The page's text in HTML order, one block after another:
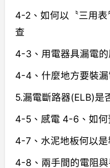
4-2、如何以〝三用
查
4-3、用電器具漏電的
4-4、什麼地方要裝
5.漏電斷路器(ELB)是
4-5、感電 4-6、如何
4-7、水泥地板何以
4-8、兩手間的電阻